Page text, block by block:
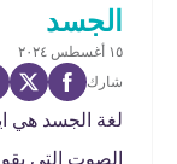
الجسد
١٥ أغسطس ٢٠٢٤
شارك
لغة الجسد هي
الصوت التي